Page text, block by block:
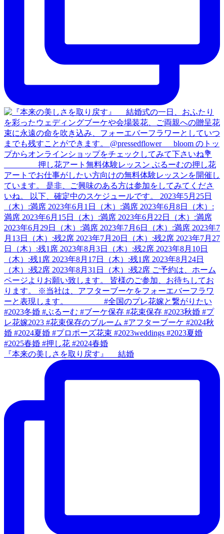
『本来の美しさを取り戻す』 結婚